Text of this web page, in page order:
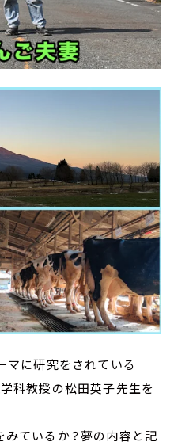
マに研究をされている
科教授の松田英子先生を
みているか？夢の内容と記